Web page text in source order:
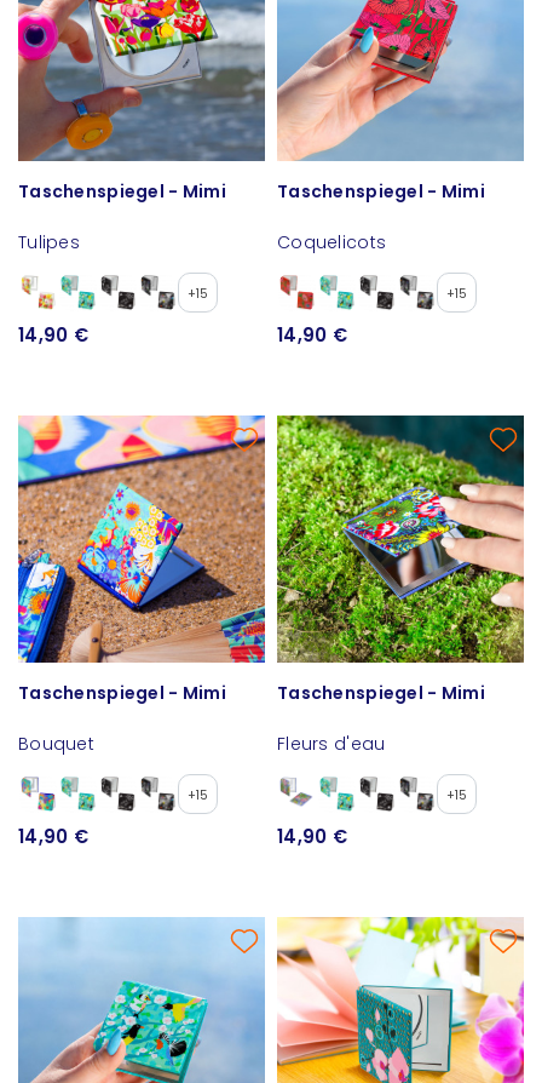
Taschenspiegel - Mimi
Tulipes
+15
14,90 €
Taschenspiegel - Mimi
Coquelicots
+15
14,90 €
Taschenspiegel - Mimi
Bouquet
+15
14,90 €
Taschenspiegel - Mimi
Fleurs d'eau
+15
14,90 €